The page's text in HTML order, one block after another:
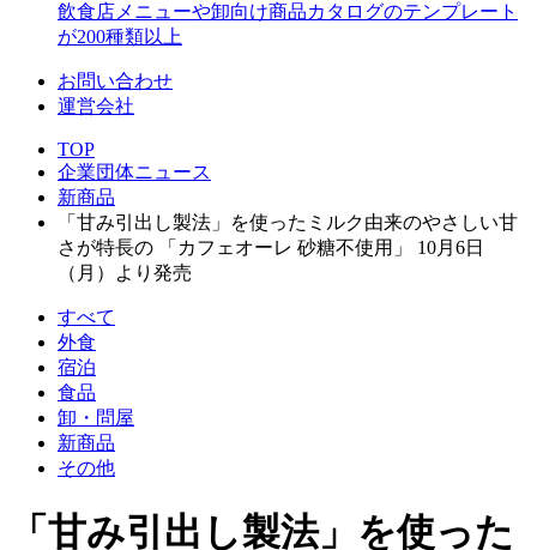
飲食店メニューや卸向け商品カタログのテンプレート
が200種類以上
お問い合わせ
運営会社
TOP
企業団体ニュース
新商品
「甘み引出し製法」を使ったミルク由来のやさしい甘
さが特長の 「カフェオーレ 砂糖不使用」 10月6日
（月）より発売
すべて
外食
宿泊
食品
卸・問屋
新商品
その他
「甘み引出し製法」を使った